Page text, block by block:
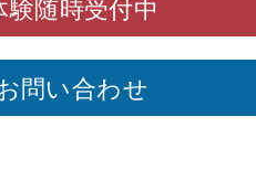
験随時受付中
問い合わせ